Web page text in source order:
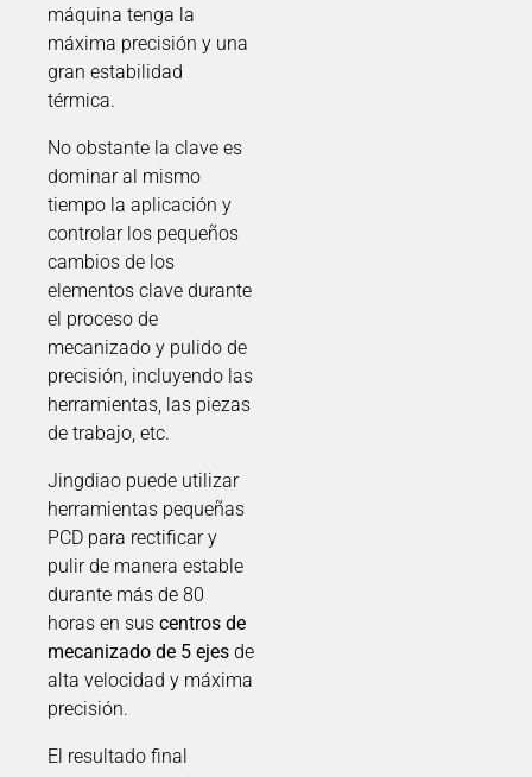
máquina tenga la
máxima precisión y una
gran estabilidad
térmica.
No obstante la clave es
dominar al mismo
tiempo la aplicación y
controlar los pequeños
cambios de los
elementos clave durante
el proceso de
mecanizado y pulido de
precisión, incluyendo las
herramientas, las piezas
de trabajo, etc.
Jingdiao puede utilizar
herramientas pequeñas
PCD para rectificar y
pulir de manera estable
durante más de 80
horas en sus centros de
mecanizado de 5 ejes de
alta velocidad y máxima
precisión.
El resultado final